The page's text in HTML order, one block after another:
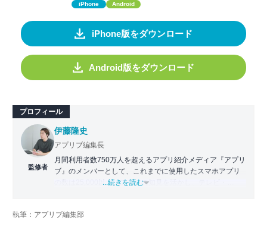
iPhone Android
iPhone版をダウンロード
Android版をダウンロード
プロフィール
監修者
伊藤隆史
アプリブ編集長
月間利用者数750万人を超えるアプリ紹介メディア『アプリ
ブ』のメンバーとして、これまでに使用したスマホアプリ
の数は25,000以上。アプリの知見を活かし、テレビ・
化アプリの紹介）、TBS『サタプラ』（スマホライフが変
...続きを読む
執筆：アプリブ編集部